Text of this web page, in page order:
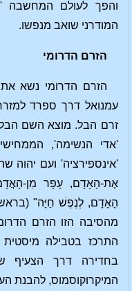
והפך לעולם המחשבה
המודרני שואב מנפשו.
הזרם הדרומי
הזרם הדרומי נשא
עמנואל דרך ספרד
זרם הבל. מוצא השם
'אדי הנשימה',
'אינספירציה' ועם יהוה
אֶת-הָאָדָם, עָפָר מִן-
הָאָדָם, לְנֶפֶשׁ חַיָּה"
מהסיבה הזו הזרם
התרכז בטבילה
בחדירה דרך הצעיף
המיקרוקוסמוס, להבנת